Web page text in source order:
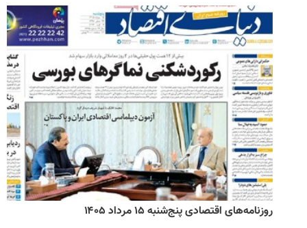
روزنامه‌های اقتصادی پنج‌شنبه ۱۵ مرداد ۱۴۰۵